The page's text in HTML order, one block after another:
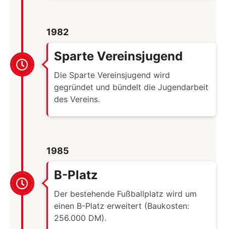
1982
Sparte Vereinsjugend
Die Sparte Vereinsjugend wird
gegründet und bündelt die Jugendarbeit
des Vereins.
1985
B-Platz
Der bestehende Fußballplatz wird um
einen B-Platz erweitert (Baukosten:
256.000 DM).